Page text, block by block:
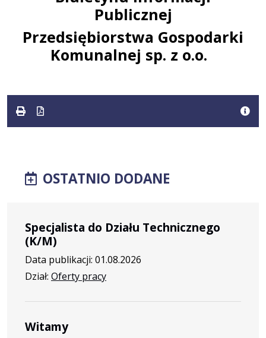
Publicznej
Przedsiębiorstwa Gospodarki
Komunalnej sp. z o.o.
OSTATNIO DODANE
Specjalista do Działu Technicznego
(K/M)
Data publikacji: 01.08.2026
Dział: Oferty pracy
Witamy